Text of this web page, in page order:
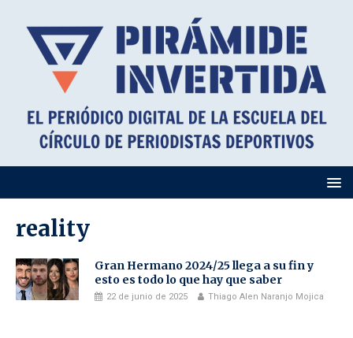
reality
Gran Hermano 2024/25 llega a su fin y
esto es todo lo que hay que saber
22 de junio de 2025 Thiago Alen Naranjo Mojica